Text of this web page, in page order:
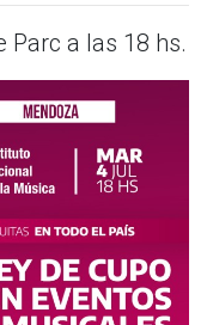
Parc a las 18 hs.